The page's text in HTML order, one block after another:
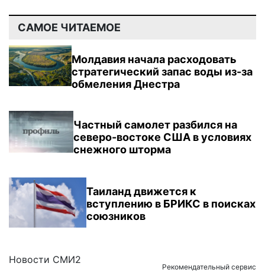
САМОЕ ЧИТАЕМОЕ
Молдавия начала расходовать
стратегический запас воды из-за
обмеления Днестра
Частный самолет разбился на
северо-востоке США в условиях
снежного шторма
Таиланд движется к
вступлению в БРИКС в поисках
союзников
Новости СМИ2
Рекомендательный сервис